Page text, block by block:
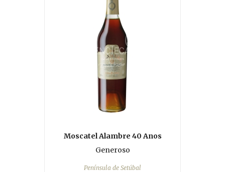
Moscatel Alambre 40 Anos
Generoso
Península de Setúbal